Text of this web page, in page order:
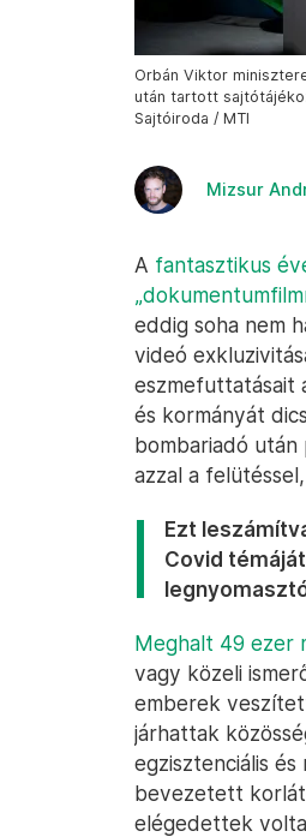
Orbán Viktor
után tartott
Sajtóiroda / MTI
Mizsur
A fantasztikus
eddig soha nem
videó
eszmefuttatásait
és kormányát
bombariadó
azzal a
Ezt
Covid
Meghalt 49 ezer
vagy közeli
emberek
járhattak
egzisztenciális
bevezetett
elégedettek